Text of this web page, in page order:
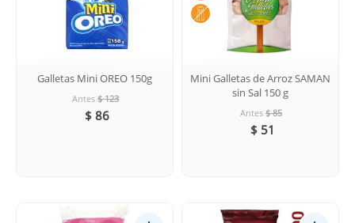
Galletas Mini OREO 150g
Antes $ 123
$ 86
Mini Galletas de Arroz SAMAN
sin Sal 150 g
Antes $ 85
$ 51